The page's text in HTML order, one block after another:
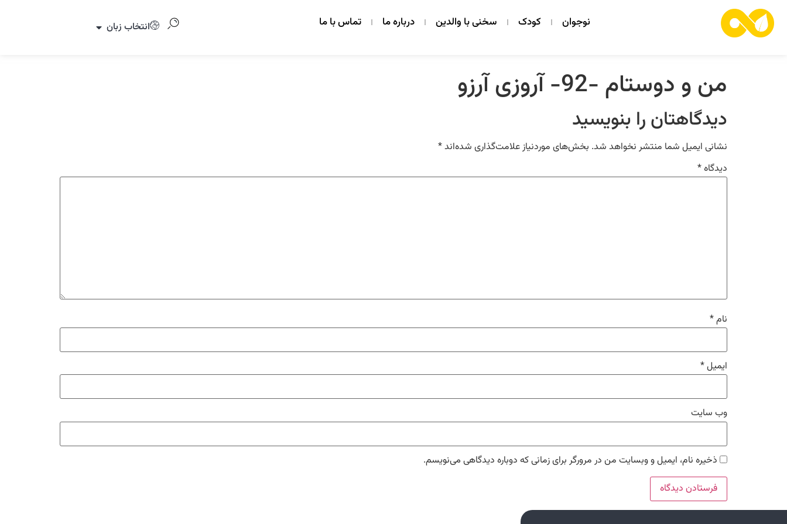
نوجوان کودک سخنی با والدین درباره ما تماس با ما انتخاب زبان
من و دوستام -92- آروزی آرزو
دیدگاهتان را بنویسید
نشانی ایمیل شما منتشر نخواهد شد. بخش‌های موردنیاز علامت‌گذاری شده‌اند*
دیدگاه*
نام*
ایمیل*
وب‌ سایت
ذخیره نام، ایمیل و وبسایت من در مرورگر برای زمانی که دوباره دیدگاهی می‌نویسم.